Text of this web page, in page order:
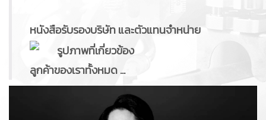
หนังสือรับรองบริษัท และตัวแทนจำหน่าย
ลูกค้าของเราทั้งหมด ...